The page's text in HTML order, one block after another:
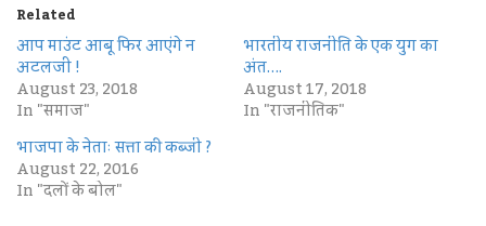
Related
आप माउंट आबू फिर आएंगे न
अटलजी !
August 23, 2018
In "समाज"
भारतीय राजनीति के एक युग का
अंत….
August 17, 2018
In "राजनीतिक"
भाजपा के नेताः सत्ता की कब्जी ?
August 22, 2016
In "दलों के बोल"